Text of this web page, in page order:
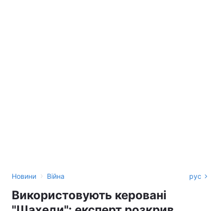
Новини › Війна рус
Використовують керовані